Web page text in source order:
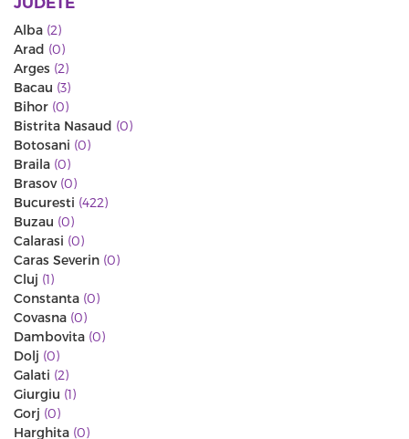
Alba (2)
Arad (0)
Arges (2)
Bacau (3)
Bihor (0)
Bistrita Nasaud (0)
Botosani (0)
Braila (0)
Brasov (0)
Bucuresti (422)
Buzau (0)
Calarasi (0)
Caras Severin (0)
Cluj (1)
Constanta (0)
Covasna (0)
Dambovita (0)
Dolj (0)
Galati (2)
Giurgiu (1)
Gorj (0)
Harghita (0)